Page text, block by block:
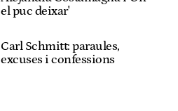
el puc deixar'
Carl Schmitt: paraules,
excuses i confessions